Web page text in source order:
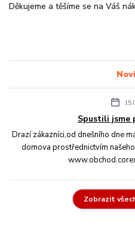
Spustili jsme
Drazí zákazníci,od dnešního dne
domova prostřednictvím
Zobrazit
Děkujeme a těšíme se na Váš